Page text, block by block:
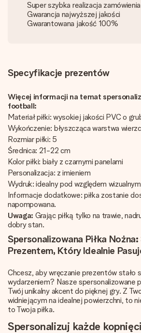
Super szybka realizacja zamówienia
Gwarancja najwyższej jakości
Gwarantowana jakość 100%
Specyfikacje prezentów
Więcej informacji na temat
football:
Materiał piłki: wysokiej jakości PVC o
Wykończenie: błyszcząca warstwa
Rozmiar piłki: 5
Średnica: 21-22 cm
Kolor piłki: biały z czarnymi panelami
Personalizacja: z imieniem
Wydruk: idealny pod względem
Informacje dodatkowe: piłka zostanie
napompowana.
Uwaga: Grając piłką tylko na trawie,
dobry stan.
Spersonalizowana Piłka
Prezentem, Który Idealnie
Chcesz, aby wręczanie prezentów stało
wydarzeniem? Nasze spersonalizowane
Twój unikalny akcent do pięknej gry. Z
widniejącym na idealnej powierzchni, to
to Twoja piłka.
Spersonalizuj każde